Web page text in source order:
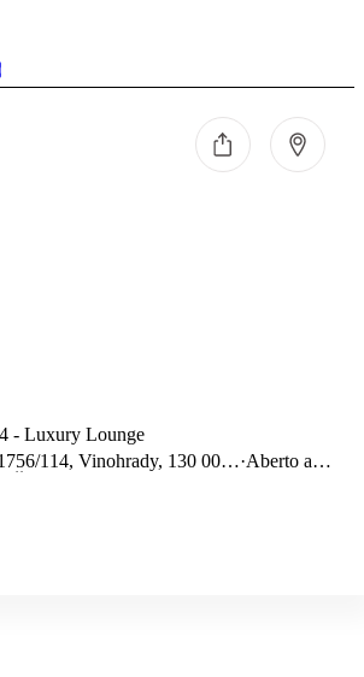
- Luxury Lounge
114, Vinohrady, 130 00
·Aberto até